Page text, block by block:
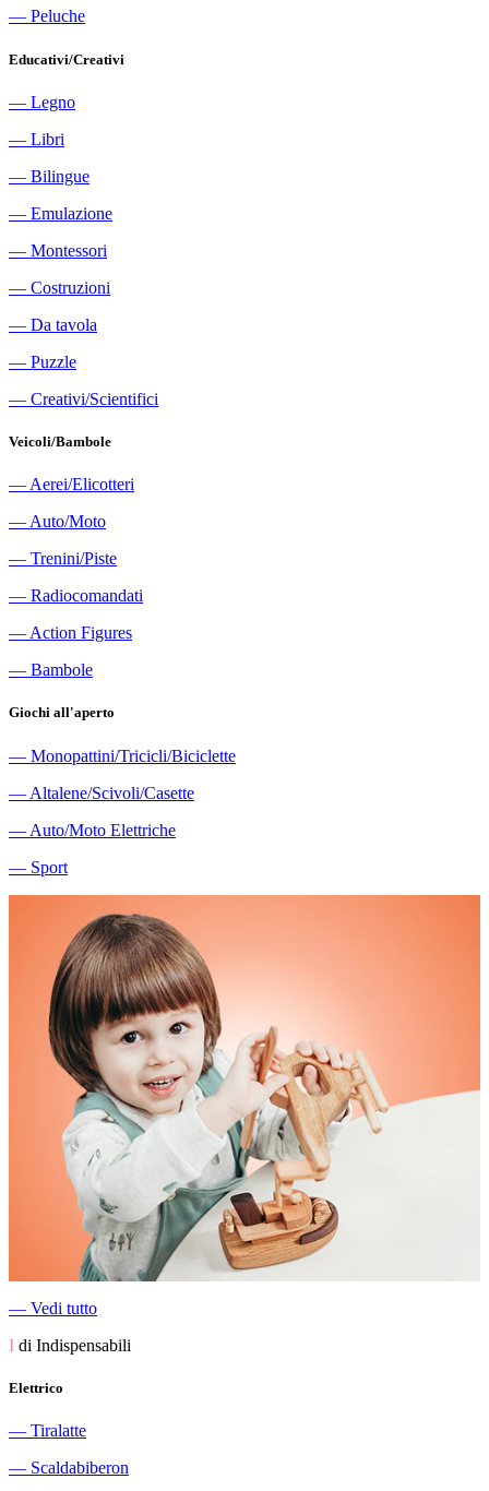
― Peluche
Educativi/Creativi
― Legno
― Libri
― Bilingue
― Emulazione
― Montessori
― Costruzioni
― Da tavola
― Puzzle
― Creativi/Scientifici
Veicoli/Bambole
― Aerei/Elicotteri
― Auto/Moto
― Trenini/Piste
― Radiocomandati
― Action Figures
― Bambole
Giochi all'aperto
― Monopattini/Tricicli/Biciclette
― Altalene/Scivoli/Casette
― Auto/Moto Elettriche
― Sport
― Vedi tutto
I di Indispensabili
Elettrico
― Tiralatte
― Scaldabiberon